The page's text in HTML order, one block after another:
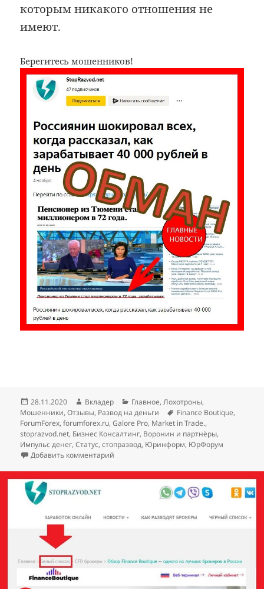
которым никакого отношения не
имеют.
Берегитесь мошенников!
Опубликовано
28.11.2020 Автор
Вкладер Рубрики
Главное,Лохотроны,
Мошенники,Отзывы, Развод на деньги Метки
Finance Boutique,
ForumForex,forumforex.ru,Galore Pro, Market in Trade.,
stoprazvod.net, Бизнес Консалтинг, Воронин и партнёры,
Импульс денег,Статус,стопразвод, Юринформ, ЮрФорум
Добавить комментарий